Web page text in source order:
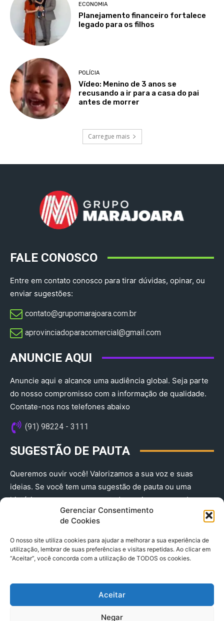
Gerenciar Consentimento
de Cookies
O nosso site utiliza cookies para ajudar a melhorar a sua experiência de
utilização, lembrar de suas preferências e visitas repetidas. Ao clicar em
“Aceitar”, você concorda com a utilização de TODOS os cookies.
Aceitar
Negar
ECONOMIA
Planejamento financeiro fortalece
legado para os filhos
POLÍCIA
Vídeo: Menino de 3 anos se
recusando a ir para a casa do pai
antes de morrer
Carregue mais
FALE CONOSCO
Entre em contato conosco para tirar dúvidas, opinar, ou
enviar sugestões:
contato@grupomarajoara.com.br
aprovinciadoparacomercial@gmail.com​
ANUNCIE AQUI
Anuncie aqui e alcance uma audiência global. Seja parte
do nosso compromisso com a informação de qualidade.
Contate-nos nos telefones abaixo
(91) 98224 - 3111
SUGESTÃO DE PAUTA
Queremos ouvir você! Valorizamos a sua voz e suas
ideias. Se você tem uma sugestão de pauta ou uma
história que merece ser contada, envie-nos agora!
(91) 98224 - 3111
© 2025 A Província do Pará CNPJ: 04.901.141/0001-36 End .
Trav. Quintino Bocaiuva 2301, Ed. Rogério Fernandez – Sala